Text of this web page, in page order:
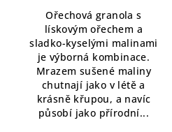
Ořechová granola s
lískovým ořechem a
sladko-kyselými malinami
je výborná kombinace.
Mrazem sušené maliny
chutnají jako v létě a
krásně křupou, a navíc
působí jako přírodní...